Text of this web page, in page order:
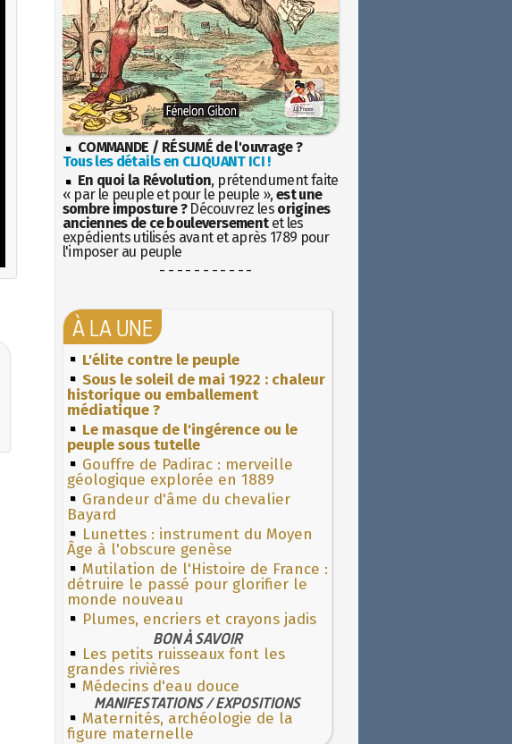
COMMANDE / RÉSUMÉ de l'ouvrage ?
Tous les détails en CLIQUANT ICI !
En quoi la Révolution, prétendument faite
« par le peuple et pour le peuple », est une
sombre imposture ?Découvrez les origines
anciennes de ce bouleversementet les
expédients utilisés avant et après 1789 pour
l'imposer au peuple
- - - - - - - - - - -
À LA UNE
L'élite contre le peuple
Sous le soleil de mai 1922 : chaleur
historique ou emballement
médiatique ?
Le masque de l'ingérence ou le
peuple sous tutelle
Gouffre de Padirac : merveille
géologique explorée en 1889
Grandeur d'âme du chevalier
Bayard
Lunettes : instrument du Moyen
Âge à l'obscure genèse
Mutilation de l'Histoire de France :
détruire le passé pour glorifier le
monde nouveau
Plumes, encriers et crayons jadis
BON À SAVOIR
Les petits ruisseaux font les
grandes rivières
Médecins d'eau douce
MANIFESTATIONS / EXPOSITIONS
Maternités, archéologie de la
figure maternelle